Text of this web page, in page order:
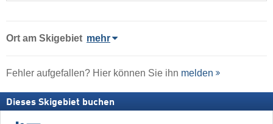
Ort am Skigebiet mehr
Fehler aufgefallen? Hier können Sie ihn melden
Dieses Skigebiet buchen